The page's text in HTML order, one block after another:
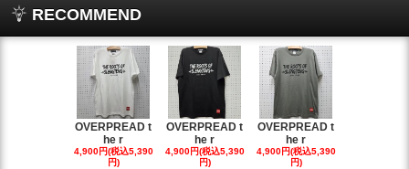
RECOMMEND
OVERPREAD t
he r
4,900円(税込5,390
円)
OVERPREAD t
he r
4,900円(税込5,390
円)
OVERPREAD t
he r
4,900円(税込5,390
円)